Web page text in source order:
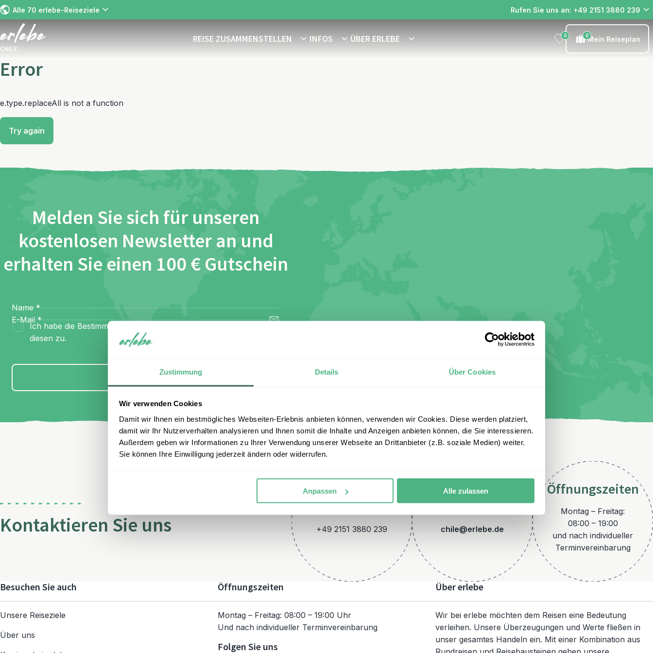
Zustimmung Details Über Cookies
Wir verwenden Cookies
Damit wir Ihnen ein bestmögliches Webseiten-Erlebnis anbieten können, verwenden wir Cookies. Diese werden platziert,
damit wir Ihr Nutzerverhalten analysieren und Ihnen somit die Inhalte und Anzeigen anbieten können, die Sie interessieren.
Außerdem geben wir Informationen zu Ihrer Verwendung unserer Webseite an Drittanbieter (z.B. soziale Medien) weiter.
Sie können Ihre Einwilligung jederzeit ändern oder widerrufen.
Anpassen Alle zulassen
Alle 70 erlebe-Reiseziele Rufen Sie uns an: +49 2151 3880 239
CHILE
REISE ZUSAMMENSTELLEN INFOS ÜBER ERLEBE 0 0Mein Reiseplan
Error
e.type.replaceAll is not a function
Try again
Melden Sie sich für unseren
kostenlosen Newsletter an und
erhalten Sie einen 100 € Gutschein
Name *
E-Mail *
Ich habe die Bestimmungen zum
diesen zu.
Anmelden
Kontaktieren Sie uns
Telefon
+49 2151 3880 239
E-Mail
chile@erlebe.de
Öffnungszeiten
Montag – Freitag:
08:00 – 19:00
und nach individueller
Terminvereinbarung
Besuchen Sie auch
Unsere Reiseziele
Über uns
Öffnungszeiten
Montag – Freitag: 08:00 – 19:00 Uhr
Und nach individueller Terminvereinbarung
Folgen Sie uns
Über erlebe
Wir bei erlebe möchten dem Reisen eine Bedeutung
verleihen. Unsere Überzeugungen und Werte fließen in
unser gesamtes Handeln ein. Mit einer Kombination aus